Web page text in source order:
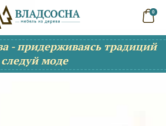
0
- придерживаясь традиций
следуй моде